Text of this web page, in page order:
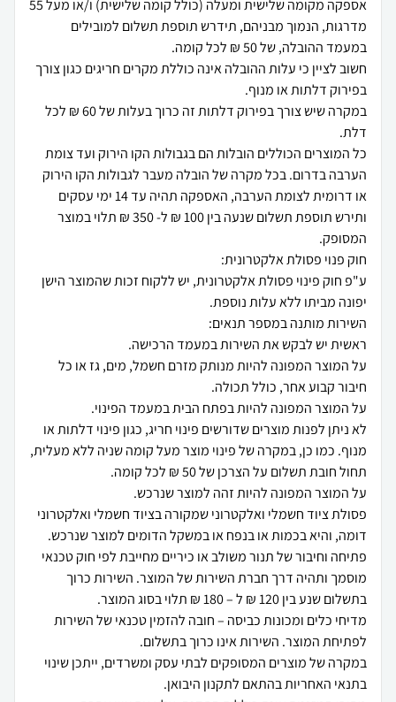
אספקה מקומה שלישית ומעלה (כולל קומה שלישית) ו/או מעל 55
מדרגות, הנמוך מבניהם, תידרש תוספת תשלום למובילים
חשוב לציין כי עלות ההובלה אינה כוללת מקרים חריגים כגון צורך
במקרה שיש צורך בפירוק דלתות זה כרוך בעלות של 60 ₪ לכל
כל המוצרים הכוללים הובלות הם בגבולות הקו הירוק ועד צומת
הערבה בדרום. בכל מקרה של הובלה מעבר לגבולות הקו הירוק
או דרומית לצומת הערבה, האספקה תהיה עד 14 ימי עסקים
ותירש תוספת תשלום שנעה בין 100 ₪ ל- 350 ₪ תלוי במוצר
ע"פ חוק פינוי פסולת אלקטרונית, יש ללקוח זכות שהמוצר הישן
על המוצר המפונה להיות מנותק מזרם חשמל, מים, גז או כל
לא ניתן לפנות מוצרים שדורשים פינוי חריג, כגון פינוי דלתות או
מנוף. כמו כן, במקרה של פינוי מוצר מעל קומה שניה ללא מעלית,
פסולת ציוד חשמלי ואלקטרוני שמקורה בציוד חשמלי ואלקטרוני
פתיחה וחיבור של תנור משולב או כיריים מחייבת לפי חוק טכנאי
מוסמך ותהיה דרך חברת השירות של המוצר. השירות כרוך
מדיחי כלים ומכונות כביסה – חובה להזמין טכנאי של השירות
במקרה של מוצרים המסופקים לבתי עסק ומשרדים, ייתכן שינוי